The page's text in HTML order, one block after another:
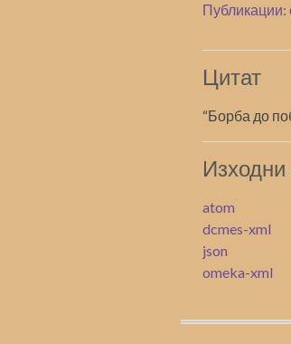
Цитат
“Борба до
atom
dcmes-xml
json
omeka-xml